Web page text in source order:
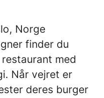
Norge
finder du
restaurant med
Når vejret er
deres burger